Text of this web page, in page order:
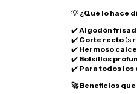
💡 ¿Qué lo hace
✔️Algodón
✔️ Corte recto
✔️ Hermoso
✔️ Bolsillos
✔️ Para todos los
🚀 Beneficios